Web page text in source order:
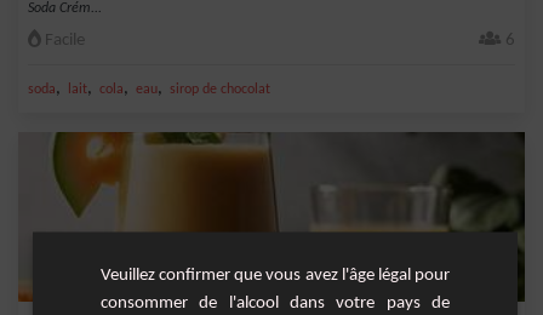
Soda Crém...
Facile 6
soda, lait, cola, eau, sirop de chocolat
Veuillez confirmer que vous avez l'âge légal pour
consommer de l'alcool dans votre pays de